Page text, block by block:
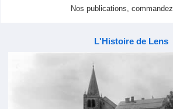
Nos publications, commandez
L'Histoire de Lens